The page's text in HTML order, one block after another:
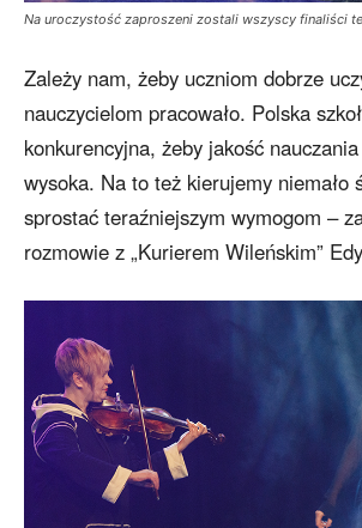
Na uroczystość zaproszeni zostali wszyscy finaliści
Zależy nam, żeby uczniom dobrze
nauczycielom pracowało. Polska
konkurencyjna, żeby jakość
wysoka. Na to też kierujemy niemało
sprostać teraźniejszym wymogom –
rozmowie z „Kurierem Wileńskim”